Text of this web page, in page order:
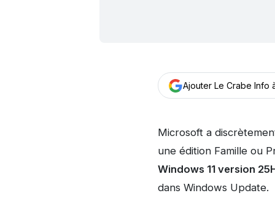
Ajouter Le Crabe Info
Microsoft a
une édition Famille ou
Windows 11 version
dans Windows Update.